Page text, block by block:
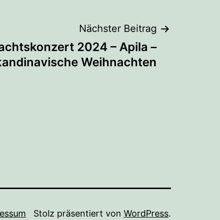
Nächster Beitrag
2024 – Apila –
Weihnachten
Stolz präsentiert von WordPress.